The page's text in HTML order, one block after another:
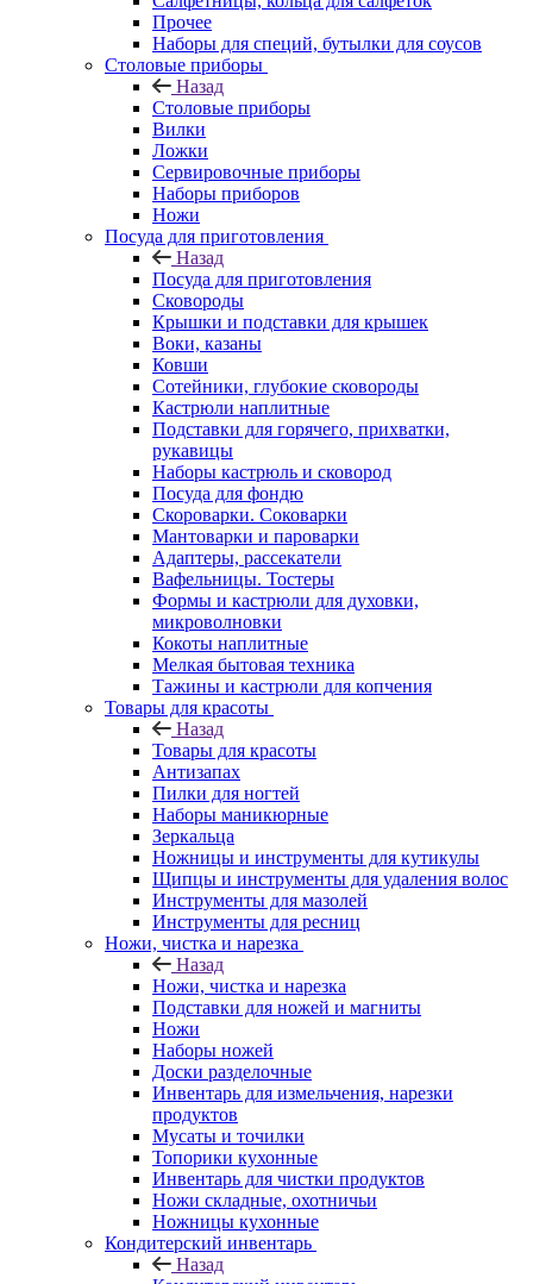
Прочее
Наборы для специй, бутылки для соусов
Столовые приборы
Назад
Столовые приборы
Вилки
Ложки
Сервировочные приборы
Наборы приборов
Ножи
Посуда для приготовления
Назад
Посуда для приготовления
Сковороды
Крышки и подставки для крышек
Воки, казаны
Ковши
Сотейники, глубокие сковороды
Кастрюли наплитные
Подставки для горячего, прихватки,
рукавицы
Наборы кастрюль и сковород
Посуда для фондю
Скороварки. Соковарки
Мантоварки и пароварки
Адаптеры, рассекатели
Вафельницы. Тостеры
Формы и кастрюли для духовки,
микроволновки
Кокоты наплитные
Мелкая бытовая техника
Тажины и кастрюли для копчения
Товары для красоты
Назад
Товары для красоты
Антизапах
Пилки для ногтей
Наборы маникюрные
Зеркальца
Ножницы и инструменты для кутикулы
Щипцы и инструменты для удаления волос
Инструменты для мазолей
Инструменты для ресниц
Ножи, чистка и нарезка
Назад
Ножи, чистка и нарезка
Подставки для ножей и магниты
Ножи
Наборы ножей
Доски разделочные
Инвентарь для измельчения, нарезки
продуктов
Мусаты и точилки
Топорики кухонные
Инвентарь для чистки продуктов
Ножи складные, охотничьи
Ножницы кухонные
Кондитерский инвентарь
Назад